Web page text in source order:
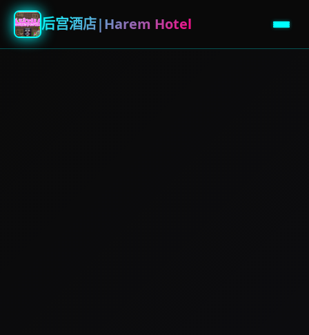
后宫酒店|Harem Hotel